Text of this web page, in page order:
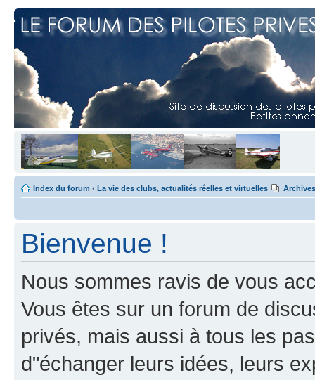
Index du forum ‹ La vie des clubs, actualités réelles et virtuelles Archives
Bienvenue !
Nous sommes ravis de vous
Vous êtes sur un forum de
privés, mais aussi à tous les
d"échanger leurs idées, leurs